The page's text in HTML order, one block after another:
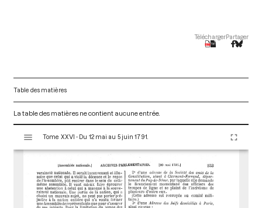
TéléchargerPartager
Table des matières
La table des matières ne contient aucune entrée.
s
Tome XXVI - Du 12 mai au 5 juin 1791.